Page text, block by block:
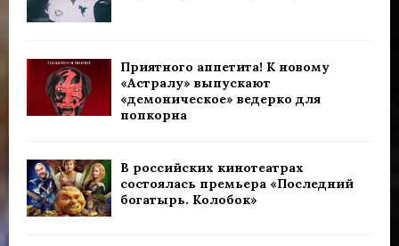
Приятного аппетита! К новому
«Астралу» выпускают
«демоническое» ведерко для
попкорна
В российских кинотеатрах
состоялась премьера «Последний
богатырь. Колобок»